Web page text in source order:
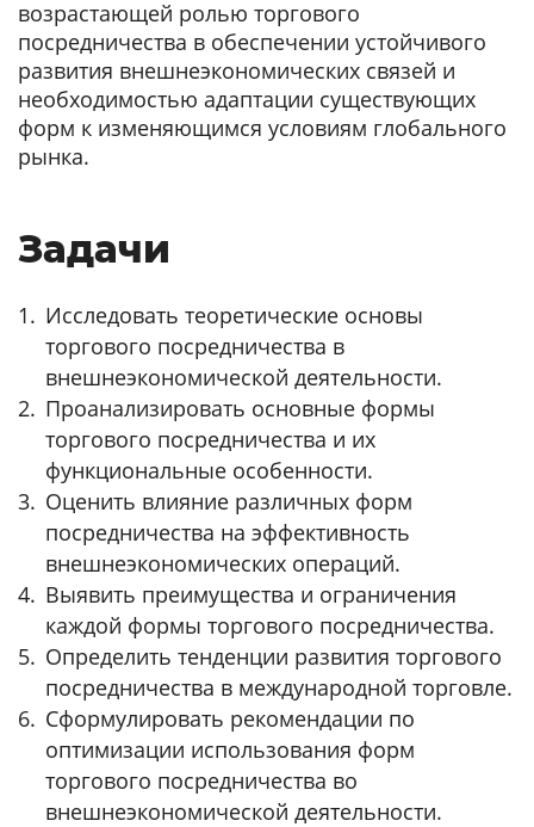
возрастающей ролью торгового
посредничества в обеспечении устойчивого
развития внешнеэкономических связей и
необходимостью адаптации существующих
форм к изменяющимся условиям глобального
рынка.
Задачи
Исследовать теоретические основы
торгового посредничества в
внешнеэкономической деятельности.
Проанализировать основные формы
торгового посредничества и их
функциональные особенности.
Оценить влияние различных форм
посредничества на эффективность
внешнеэкономических операций.
Выявить преимущества и ограничения
каждой формы торгового посредничества.
Определить тенденции развития торгового
посредничества в международной торговле.
Сформулировать рекомендации по
оптимизации использования форм
торгового посредничества во
внешнеэкономической деятельности.